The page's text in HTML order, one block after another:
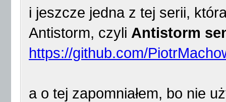
i jeszcze jedna z tej serii,
Antistorm, czyli Antistorm
https://github.com/
a o tej zapomniałem, bo nie